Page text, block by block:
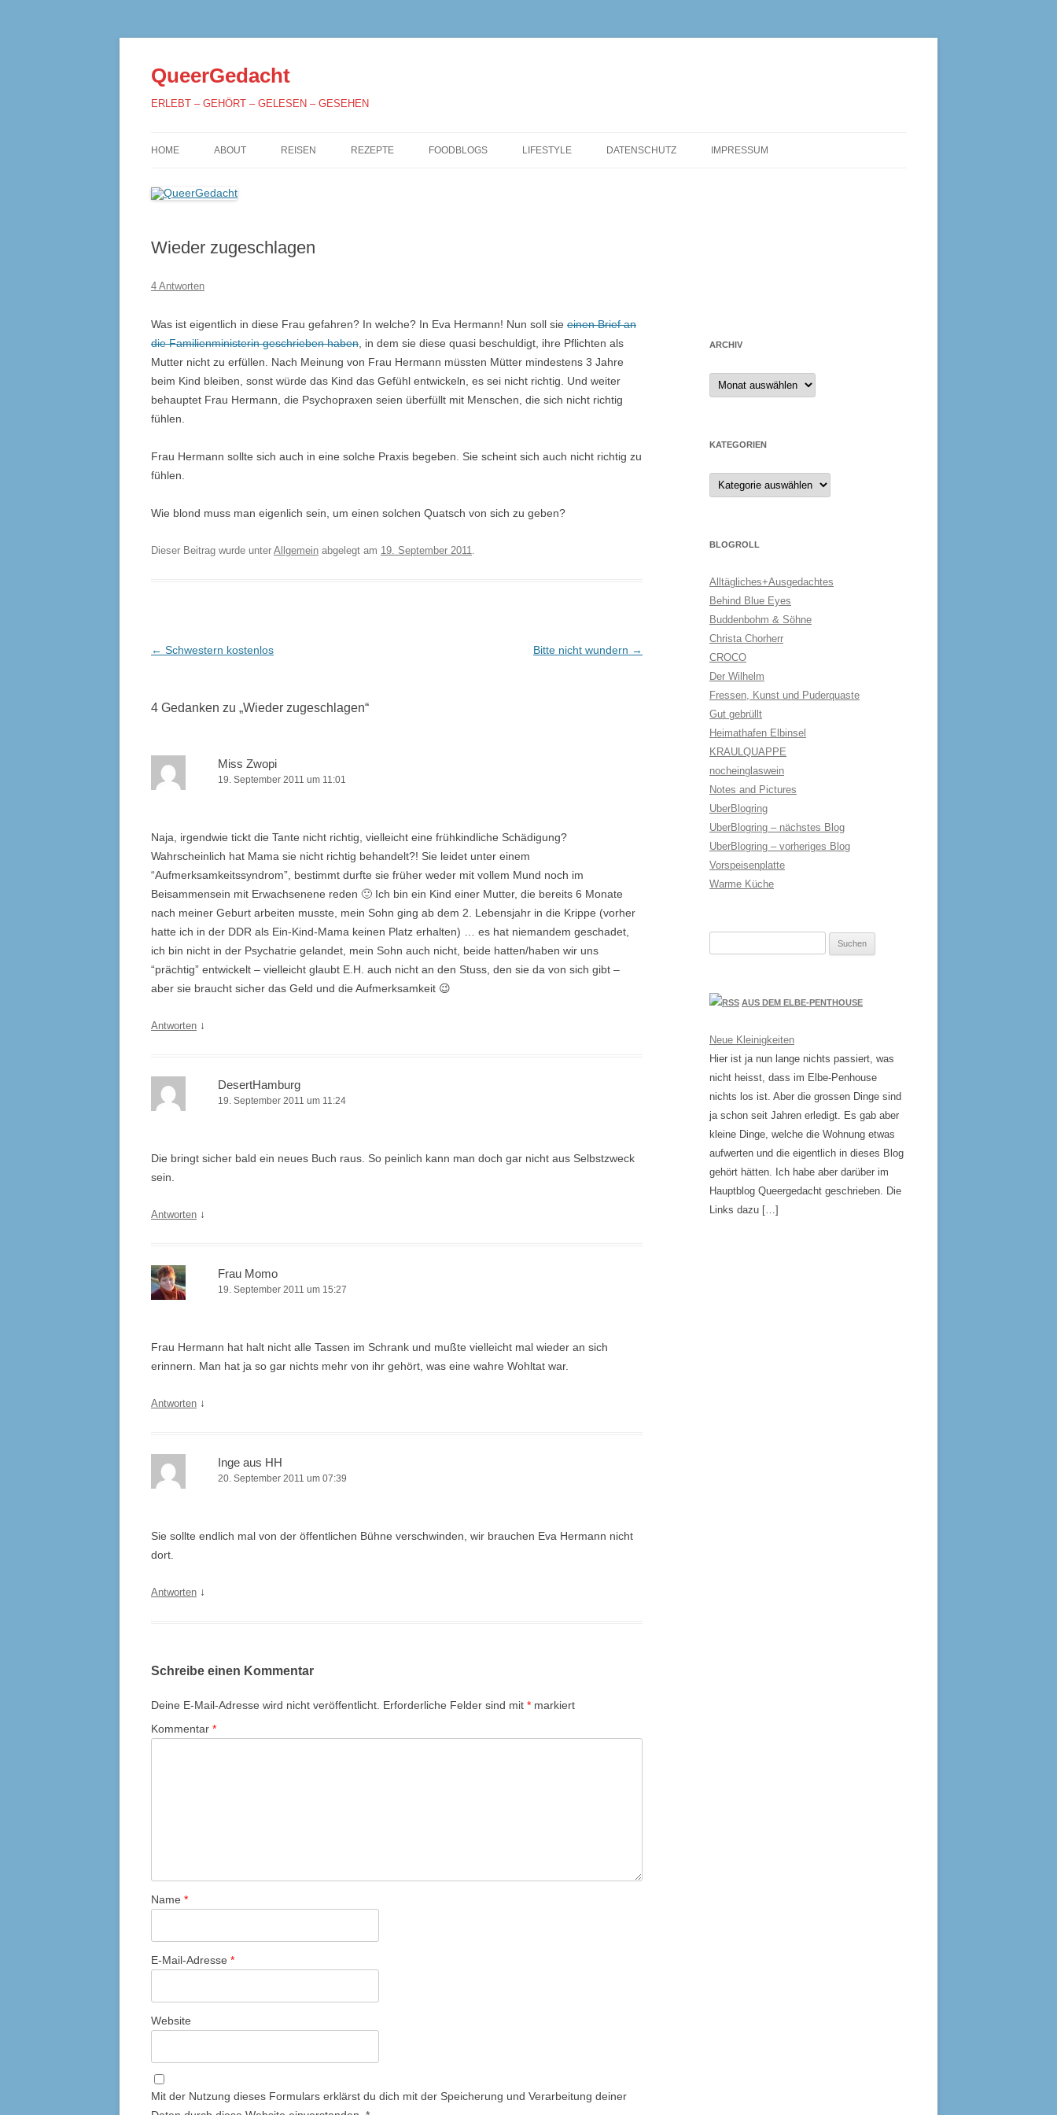
QueerGedacht
ERLEBT – GEHÖRT – GELESEN – GESEHEN
zum
HOME ABOUT REISEN REZEPTE FOODBLOGS LIFESTYLE DATENSCHUTZ IMPRESSUM
Wieder zugeschlagen
4 Antworten
Was ist eigentlich in diese Frau gefahren? In welche? In Eva Hermann! Nun soll sie einen Brief an
die Familienministerin geschrieben haben , in dem sie diese quasi beschuldigt, ihre Pflichten als
Mutter nicht zu erfüllen. Nach Meinung von Frau Hermann müssten Mütter mindestens 3 Jahre
beim Kind bleiben, sonst würde das Kind das Gefühl entwickeln, es sei nicht richtig. Und weiter
behauptet Frau Hermann, die Psychopraxen seien überfüllt mit Menschen, die sich nicht richtig
fühlen.
Frau Hermann sollte sich auch in eine solche Praxis begeben. Sie scheint sich auch nicht richtig zu
fühlen.
Wie blond muss man eigenlich sein, um einen solchen Quatsch von sich zu geben?
Dieser Beitrag wurde unter Allgemein abgelegt am 19. September 2011.
Beitrags-
← Schwestern kostenlos Bitte nicht wundern →
4 Gedanken zu „Wieder zugeschlagen“
Miss Zwopi
19. September 2011 um 11:01
Naja, irgendwie tickt die Tante nicht richtig, vielleicht eine frühkindliche Schädigung?
Wahrscheinlich hat Mama sie nicht richtig behandelt?! Sie leidet unter einem
“Aufmerksamkeitssyndrom”, bestimmt durfte sie früher weder mit vollem Mund noch im
Beisammensein mit Erwachsenene reden 🙂 Ich bin ein Kind einer Mutter, die bereits 6 Monate
nach meiner Geburt arbeiten musste, mein Sohn ging ab dem 2. Lebensjahr in die Krippe (vorher
hatte ich in der DDR als Ein-Kind-Mama keinen Platz erhalten) … es hat niemandem geschadet,
ich bin nicht in der Psychatrie gelandet, mein Sohn auch nicht, beide hatten/haben wir uns
“prächtig” entwickelt – vielleicht glaubt E.H. auch nicht an den Stuss, den sie da von sich gibt –
aber sie braucht sicher das Geld und die Aufmerksamkeit 😉
Antworten ↓
DesertHamburg
19. September 2011 um 11:24
Die bringt sicher bald ein neues Buch raus. So peinlich kann man doch gar nicht aus Selbstzweck
sein.
Antworten ↓
Frau Momo
19. September 2011 um 15:27
Frau Hermann hat halt nicht alle Tassen im Schrank und mußte vielleicht mal wieder an sich
erinnern. Man hat ja so gar nichts mehr von ihr gehört, was eine wahre Wohltat war.
Antworten ↓
Inge aus HH
20. September 2011 um 07:39
Sie sollte endlich mal von der öffentlichen Bühne verschwinden, wir brauchen Eva Hermann nicht
dort.
Antworten ↓
Schreibe einen Kommentar
Deine E-Mail-Adresse wird nicht veröffentlicht. Erforderliche Felder sind mit * markiert
Kommentar *
Name *
E-Mail-Adresse *
Website
Mit der Nutzung dieses Formulars erklärst du dich mit der Speicherung und Verarbeitung deiner
ARCHIV
Archiv
KATEGORIEN
Kategorien
BLOGROLL
Alltägliches+Ausgedachtes
Behind Blue Eyes
Buddenbohm & Söhne
Christa Chorherr
CROCO
Der Wilhelm
Fressen, Kunst und Puderquaste
Gut gebrüllt
Heimathafen Elbinsel
KRAULQUAPPE
nocheinglaswein
Notes and Pictures
UberBlogring
UberBlogring – nächstes Blog
UberBlogring – vorheriges Blog
Vorspeisenplatte
Warme Küche
AUS DEM ELBE-PENTHOUSE
Neue Kleinigkeiten
Hier ist ja nun lange nichts passiert, was
nicht heisst, dass im Elbe-Penhouse
nichts los ist. Aber die grossen Dinge sind
ja schon seit Jahren erledigt. Es gab aber
kleine Dinge, welche die Wohnung etwas
aufwerten und die eigentlich in dieses Blog
gehört hätten. Ich habe aber darüber im
Hauptblog Queergedacht geschrieben. Die
Links dazu […]